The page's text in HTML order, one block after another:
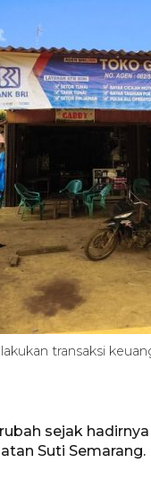
transaksi
sejak
Suti Semarang.